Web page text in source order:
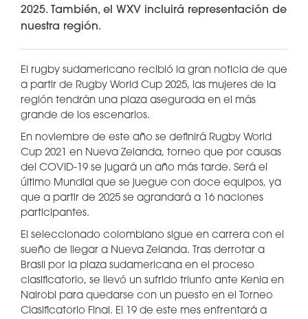
2025. También, el WXV incluirá representación de
nuestra región.
El rugby sudamericano recibió la gran noticia de que
a partir de Rugby World Cup 2025, las mujeres de la
región tendrán una plaza asegurada en el más
grande de los escenarios.
En noviembre de este año se definirá Rugby World
Cup 2021 en Nueva Zelanda, torneo que por causas
del COVID-19 se jugará un año más tarde. Será el
último Mundial que se juegue con doce equipos, ya
que a partir de 2025 se agrandará a 16 naciones
participantes.
El seleccionado colombiano sigue en carrera con el
sueño de llegar a Nueva Zelanda. Tras derrotar a
Brasil por la plaza sudamericana en el proceso
clasificatorio, se llevó un sufrido triunfo ante Kenia en
Nairobi para quedarse con un puesto en el Torneo
Clasificatorio Final. El 19 de este mes enfrentará a